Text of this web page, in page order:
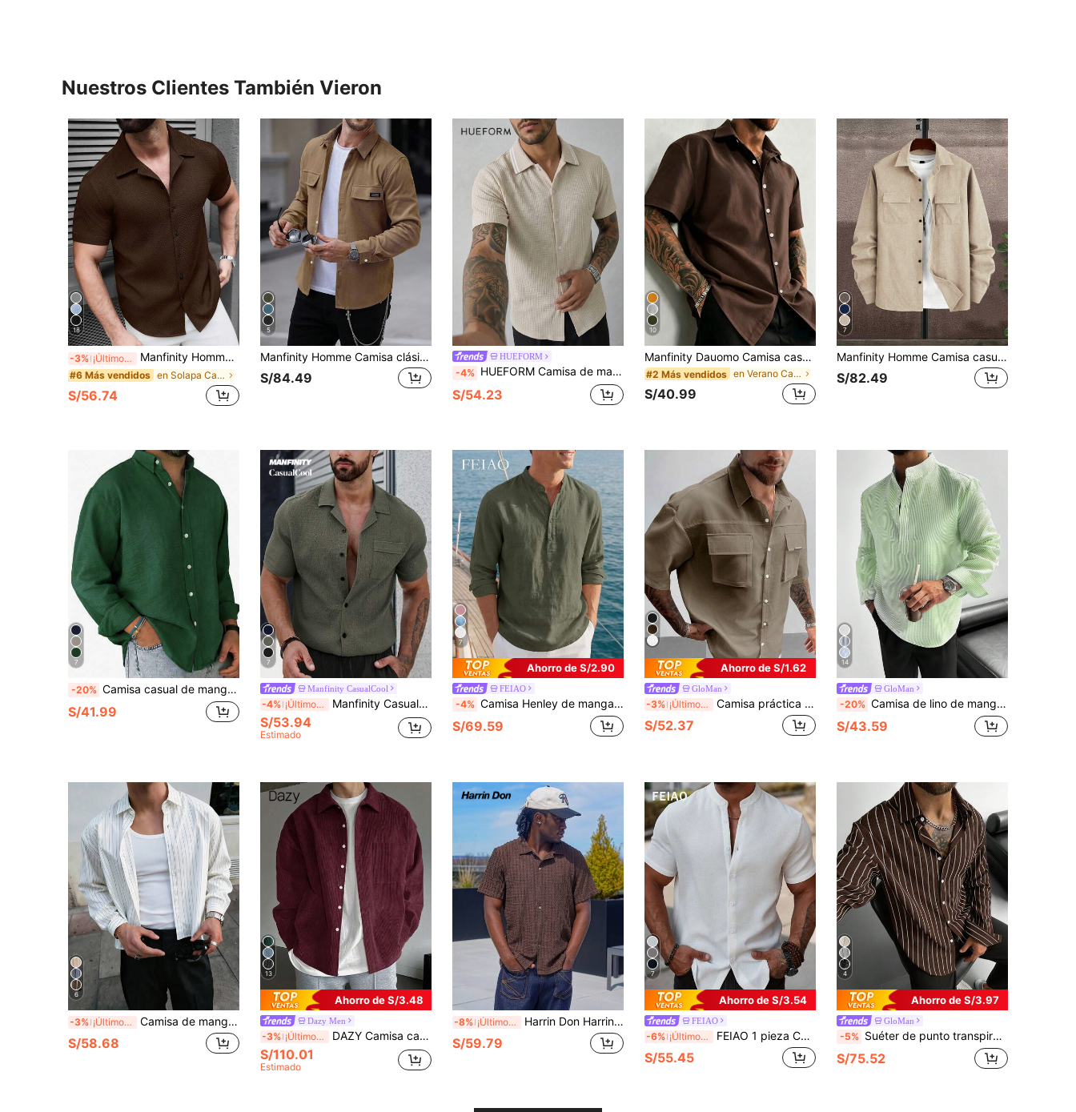
Nuestros Clientes También Vieron
18
-3% ¡Últimos 3 días Manfinity Homme Camisa de manga corta con textura geométrica y abotonadura sencilla para hombre, formal
#6 Más vendidos en Solapa Camisas de hombre
S/56.74
5
Manfinity Homme Camisa clásica de hombre de pana marrón con botones y mangas largas, con dobladillo regular y bolsillos para uso empresarial y diario, otoño e invierno
S/84.49
HUEFORM
-4% HUEFORM Camisa de manga corta casual de uso diario de un solo pecho y unicolor para hombre
S/54.23
10
Manfinity Dauomo Camisa casual de manga corta de unicolor con botones delanteros para hombres
#2 Más vendidos en Verano Camisas de hombre
S/40.99
7
Manfinity Homme Camisa casual de manga larga de unicolor y utilidad para hombres, otoño e invierno
S/82.49
7
-20% Camisa casual de manga larga azul sólida para hombre, camisa de moda minimalista de ocio al aire libre, parte superior casual
S/41.99
7
Manfinity CasualCool
-4% ¡Últimos 3 días Manfinity CasualCool Hombres Camisa unicolor con botón con parche de bolsillo
S/53.94
Estimado
7
Ahorro de S/2.90
FEIAO
-4% Camisa Henley de manga enrollada con cuello Mao y estilo de moneda antigua retro para hombres FEIAO - Camisa ligera y transpirable de cuello Henley de manga larga para hombres, camisa casual de 100% algodón para todas las estaciones
S/69.59
Ahorro de S/1.62
GloMan
-3% ¡Últimos 3 días Camisa práctica estilo Old Money para hombre GloMan, blanca, de trabajo, con bolsillo, manga corta, holgada, cuello solapa, apta para verano, vacaciones, exterior y uso diario, para padre/esposo
S/52.37
14
GloMan
-20% Camisa de lino de manga larga con cuello alto y media botonadura para hombre GloMan, estilo casual holgado, ligera y transpirable, adecuada para vacaciones de verano, fiestas, uso diario en la oficina, regalo para hombres
S/43.59
6
-3% ¡Últimos 3 días Camisa de manga corta a rayas de un solo pecho para hombre, casual/de oficina, estilo casual elegante
S/58.68
13
Ahorro de S/3.48
Dazy Men
-3% ¡Últimos 3 días DAZY Camisa casual minimalista de manga larga con cuello vuelto y botones delanteros, unicolor, para hombre, otoño, vuelta al colegio
S/110.01
Estimado
-8% ¡Últimos 3 días Harrin Don Harrin Don Camisa informal de manga corta con un solo abotonadura y unicolor (estampado aleatorio) para hombres
S/59.79
7
Ahorro de S/3.54
FEIAO
-6% ¡Últimos 3 días FEIAO 1 pieza Camisa polo de manga corta para hombre estilo vintage Old Money de poliéster sin elasticidad, tejido de punto gofrado blanco puro con botonadura delantera, selección de talla por parte del Body
S/55.45
4
Ahorro de S/3.97
GloMan
-5% Suéter de punto transpirable para hombres de GloMan, cárdigan casual de unicolor y rayas clásicas para hombres, versátil para uso diario de oficina a vestuario de noche, ligero y cómodo, regalo ideal para novio o esposo
S/75.52